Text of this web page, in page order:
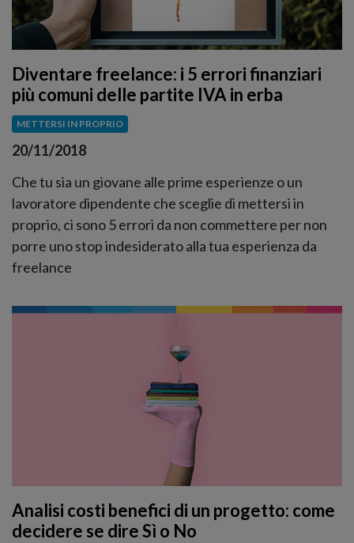
Diventare freelance: i 5 errori finanziari
più comuni delle partite IVA in erba
METTERSI IN PROPRIO
20/11/2018
Che tu sia un giovane alle prime esperienze o un
lavoratore dipendente che sceglie di mettersi in
proprio, ci sono 5 errori da non commettere per non
porre uno stop indesiderato alla tua esperienza da
freelance
Analisi costi benefici di un progetto: come
decidere se dire Sì o No